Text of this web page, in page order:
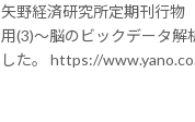
矢野経済研究所定期刊行物
用(3)～脳のビックデータ解
した。 https://